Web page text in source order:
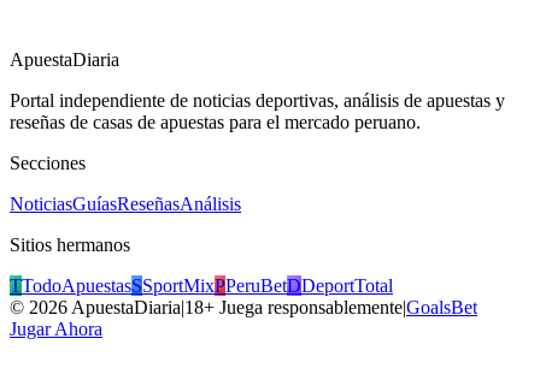
ApuestaDiaria
Portal independiente de noticias deportivas, análisis de apuestas y
reseñas de casas de apuestas para el mercado peruano.
Secciones
NoticiasGuíasReseñasAnálisis
Sitios hermanos
TTodoApuestasSSportMixPPeruBetDDeportTotal
© 2026 ApuestaDiaria|18+ Juega responsablemente|GoalsBet
Jugar Ahora